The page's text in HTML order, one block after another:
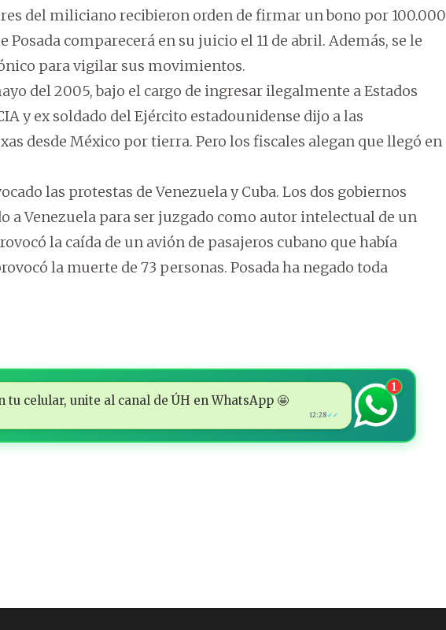
del miliciano recibieron orden de firmar un bono por 100.000
comparecerá en su juicio el 11 de abril. Además, se le
para vigilar sus movimientos.
del 2005, bajo el cargo de ingresar ilegalmente a Estados
y ex soldado del Ejército estadounidense dijo a las
desde México por tierra. Pero los fiscales alegan que llegó en
las protestas de Venezuela y Cuba. Los dos gobiernos
a Venezuela para ser juzgado como autor intelectual de un
la caída de un avión de pasajeros cubano que había
la muerte de 73 personas. Posada ha negado toda
tu celular, unite al canal de ÚH en WhatsApp 🤩
12:28 ✓✓
1